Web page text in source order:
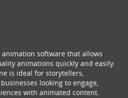
animation software that allows
animations quickly and easily.
is ideal for storytellers,
looking to engage,
with animated content.